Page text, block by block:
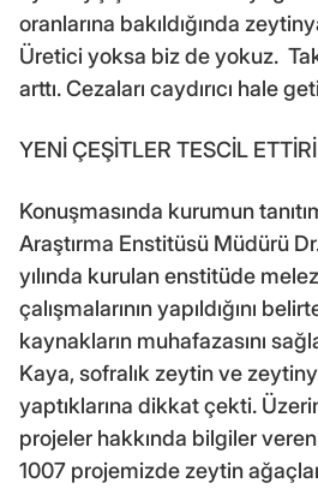
oranlarına bakıldığında
Üretici yoksa biz de yokuz.
arttı. Cezaları caydırıcı hale
YENİ ÇEŞİTLER TESCİL
Konuşmasında kurumun
Araştırma Enstitüsü Müdürü
yılında kurulan enstitüde
çalışmalarının yapıldığını
kaynakların muhafazasını
Kaya, sofralık zeytin ve
yaptıklarına dikkat çekti.
projeler hakkında bilgiler
1007 projemizde zeytin